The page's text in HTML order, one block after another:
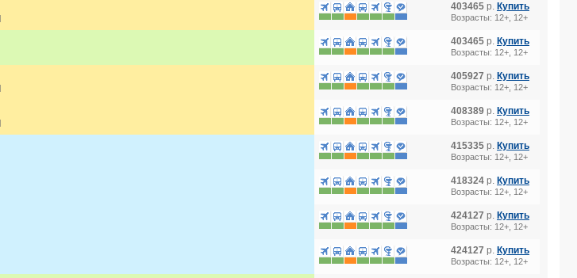
403465 р. Купить
Возрасты: 12+, 12+
403465 р. Купить
Возрасты: 12+, 12+
405927 р. Купить
Возрасты: 12+, 12+
408389 р. Купить
Возрасты: 12+, 12+
415335 р. Купить
Возрасты: 12+, 12+
418324 р. Купить
Возрасты: 12+, 12+
424127 р. Купить
Возрасты: 12+, 12+
424127 р. Купить
Возрасты: 12+, 12+